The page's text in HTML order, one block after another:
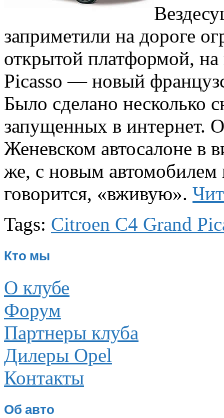
заприметили на дороге
открытой платформой,
Picasso — новый
Было сделано несколько
запущенных в интернет.
Женевском автосалоне в
же, с новым автомобилем
говорится, «вживую».
Tags: Citroen C4 Grand
Кто мы
О клубе
Форум
Партнеры клуба
Дилеры Opel
Контакты
Об авто